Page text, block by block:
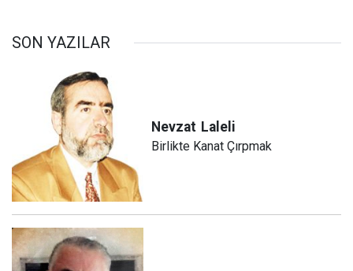
SON YAZILAR
Nevzat Laleli
Birlikte Kanat Çırpmak